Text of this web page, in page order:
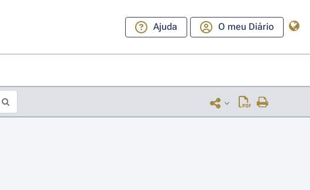
Ajuda O meu Diário